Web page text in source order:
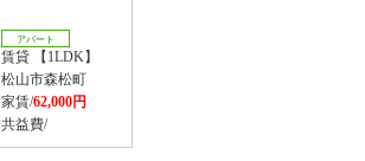
アパート
賃貸 【1LDK】
松山市森松町
家賃/62,000円
共益費/